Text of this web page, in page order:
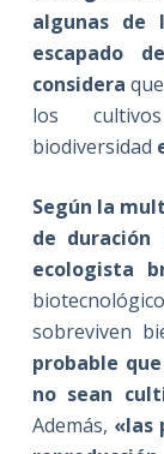
algunas de
escapado
considera
los
biodiversidad
Según la
de
ecologista
sobreviven
probable
no sean
Además, «las